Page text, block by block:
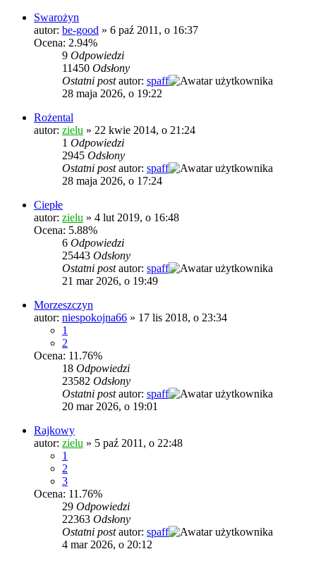
Swarożyn
autor: be-good » 6 paź 2011, o 16:37
Ocena: 2.94%
9 Odpowiedzi
11450 Odsłony
Ostatni postautor: spaff
28 maja 2026, o 19:22
Rożental
autor: zielu » 22 kwie 2014, o 21:24
1 Odpowiedzi
2945 Odsłony
Ostatni postautor: spaff
28 maja 2026, o 17:24
Ciepłe
autor: zielu » 4 lut 2019, o 16:48
Ocena: 5.88%
6 Odpowiedzi
25443 Odsłony
Ostatni postautor: spaff
21 mar 2026, o 19:49
Morzeszczyn
autor: niespokojna66 » 17 lis 2018, o 23:34
1
2
Ocena: 11.76%
18 Odpowiedzi
23582 Odsłony
Ostatni postautor: spaff
20 mar 2026, o 19:01
Rajkowy
autor: zielu » 5 paź 2011, o 22:48
1
2
3
Ocena: 11.76%
29 Odpowiedzi
22363 Odsłony
Ostatni postautor: spaff
4 mar 2026, o 20:12